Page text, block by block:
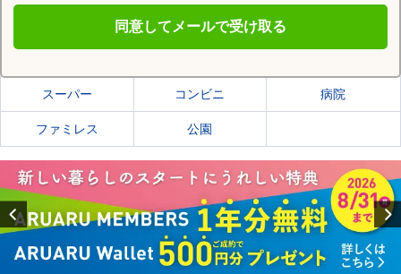
同意してメールで受け取る
札幌市東区の施設一覧
スーパー コンビニ 病院
ファミレス 公園
Previous